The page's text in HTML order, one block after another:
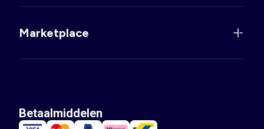
Marketplace
Betaalmiddelen